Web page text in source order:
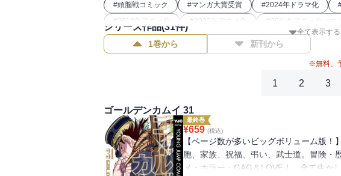
#頭脳戦コミック #マンガ大賞受賞 #2024年ドラマ化
#2018年アニメ化 #2022年アニメ化 #26年冬アニメ化（コ
#2020年アニメ化 #2024年映画化
全て表示する
シリーズ作品(31件)
1巻から 新刊から
※無料、
1 2 3
ゴールデンカムイ 31
最終巻
¥659 (税込)
【ページ数が多いビッグボリューム版！
胞、家族、祝福、弔い、武士道。冒険・
メ・ホラー・GAG＆LOVE！ 全て生か